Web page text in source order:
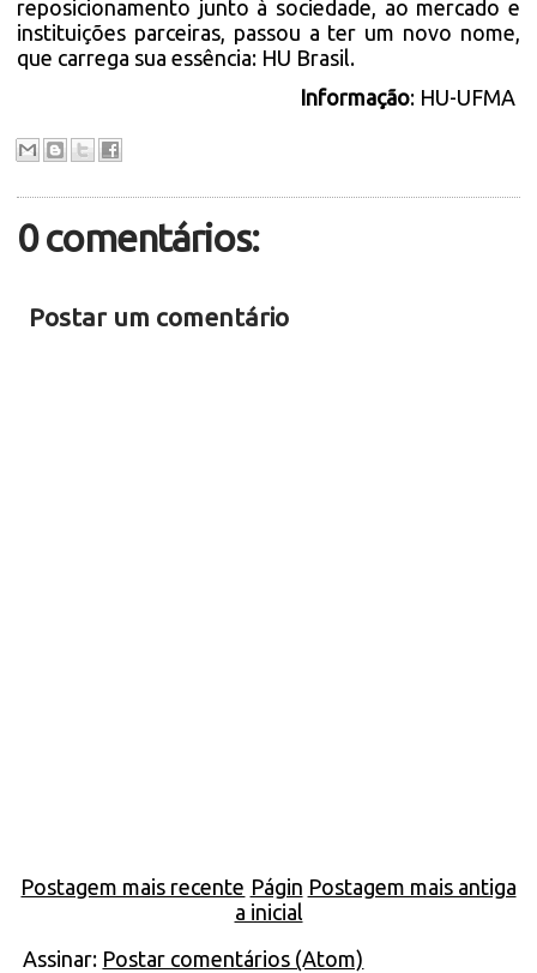
reposicionamento junto à sociedade, ao mercado e
instituições parceiras, passou a ter um novo nome,
que carrega sua essência: HU Brasil.
Informação: HU-UFMA
0 comentários:
Postar um comentário
Postagem mais recente Postagem mais antiga
Págin
a inicial
Assinar: Postar comentários (Atom)